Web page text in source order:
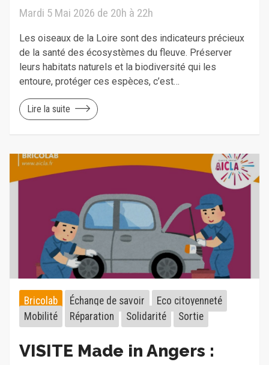
Mardi 5 Mai 2026 de 20h à 22h
Les oiseaux de la Loire sont des indicateurs précieux
de la santé des écosystèmes du fleuve. Préserver
leurs habitats naturels et la biodiversité qui les
entoure, protéger ces espèces, c’est…
Lire la suite
Bricolab Échange de savoir
Eco citoyenneté
Mobilité
Réparation Solidarité Sortie
VISITE Made in Angers :